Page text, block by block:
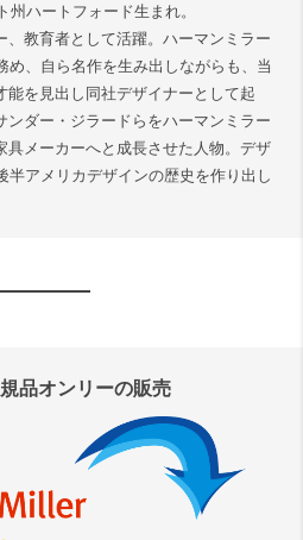
検索
ハートフォード生まれ。
、教育者として活躍。ハーマンミラー
め、自ら名作を生み出しながらも、当
を見出し同社デザイナーとして起
ンダー・ジラードらをハーマンミラー
具メーカーへと成長させた人物。デザ
半アメリカデザインの歴史を作り出し
品オンリーの販売